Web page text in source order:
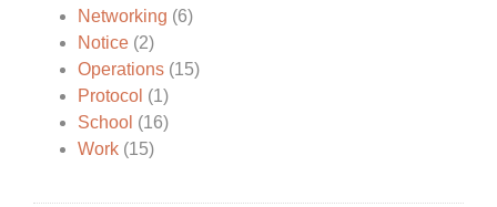
Networking (6)
Notice(2)
Operations(15)
Protocol (1)
School (16)
Work(15)